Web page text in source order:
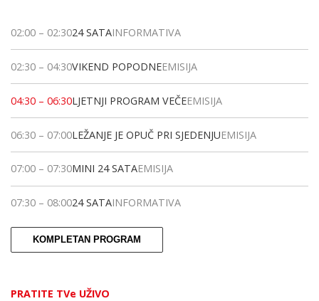
02:00 – 02:3024 SATAINFORMATIVA
02:30 – 04:30VIKEND POPODNEEMISIJA
04:30 – 06:30LJETNJI PROGRAM VEČEEMISIJA
06:30 – 07:00LEŽANJE JE OPUČ PRI SJEDENJUEMISIJA
07:00 – 07:30MINI 24 SATAEMISIJA
07:30 – 08:0024 SATAINFORMATIVA
KOMPLETAN PROGRAM
PRATITE TVe UŽIVO